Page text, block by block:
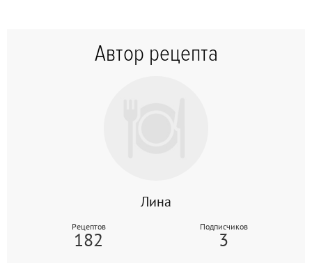
Автор рецепта
Лина
Рецептов
182
Подписчиков
3